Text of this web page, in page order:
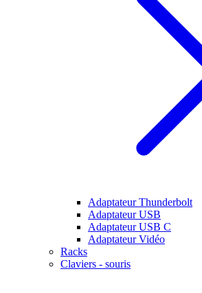
Adaptateur Thunderbolt
Adaptateur USB
Adaptateur USB C
Adaptateur Vidéo
Racks
Claviers - souris